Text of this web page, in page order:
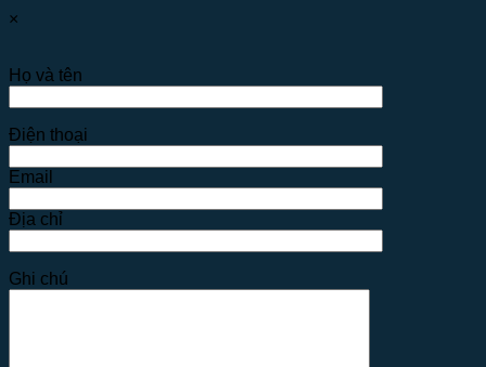
×
Họ và tên
Điện thoại
Email
Địa chỉ
Ghi chú